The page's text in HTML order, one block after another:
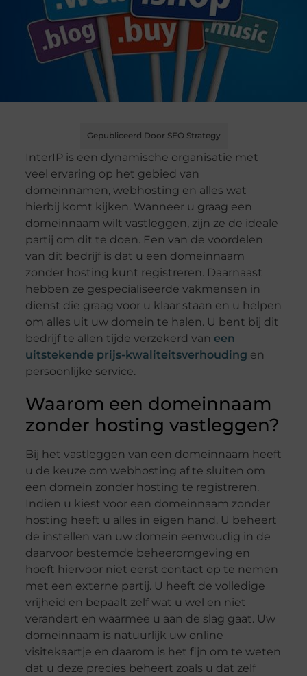
Gepubliceerd Door SEO Strategy
InterIP is een dynamische organisatie met
veel ervaring op het gebied van
domeinnamen, webhosting en alles wat
hierbij komt kijken. Wanneer u graag een
domeinnaam wilt vastleggen, zijn ze de ideale
partij om dit te doen. Een van de voordelen
van dit bedrijf is dat u een domeinnaam
zonder hosting kunt registreren. Daarnaast
hebben ze gespecialiseerde vakmensen in
dienst die graag voor u klaar staan en u helpen
om alles uit uw domein te halen. U bent bij dit
bedrijf te allen tijde verzekerd van een
uitstekende prijs-kwaliteitsverhouding en
persoonlijke service.
Waarom een domeinnaam
zonder hosting vastleggen?
Bij het vastleggen van een domeinnaam heeft
u de keuze om webhosting af te sluiten om
een domein zonder hosting te registreren.
Indien u kiest voor een domeinnaam zonder
hosting heeft u alles in eigen hand. U beheert
de instellen van uw domein eenvoudig in de
daarvoor bestemde beheeromgeving en
hoeft hiervoor niet eerst contact op te nemen
met een externe partij. U heeft de volledige
vrijheid en bepaalt zelf wat u wel en niet
verandert en waarmee u aan de slag gaat. Uw
domeinnaam is natuurlijk uw online
visitekaartje en daarom is het fijn om te weten
dat u deze precies beheert zoals u dat zelf